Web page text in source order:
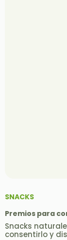
SNACKS
Premios para
Snacks
consentirlo y